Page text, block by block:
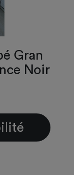
Gran
Noir